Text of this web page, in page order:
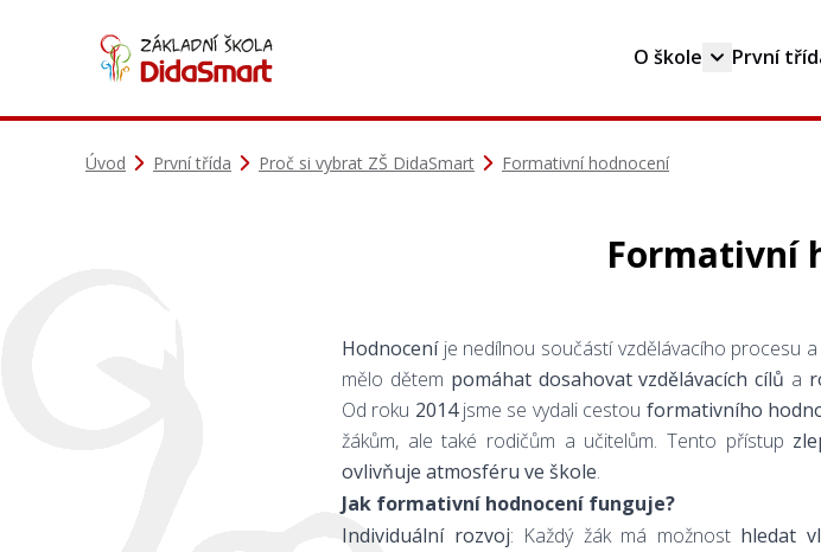
O škole První
Úvod První třída Proč si vybrat ZŠ DidaSmart Formativní hodnocení
Formativní
Hodnoceníje nedílnou součástí vzdělávacího procesu
mělo dětem pomáhat dosahovat vzdělávacích cílů a
Od roku 2014jsme se vydali cestou formativního
žákům, ale také rodičům a učitelům. Tento přístup
ovlivňuje atmosféru ve škole.
Jak formativní hodnocení funguje?
Individuální rozvoj: Každý žák má možnost hledat